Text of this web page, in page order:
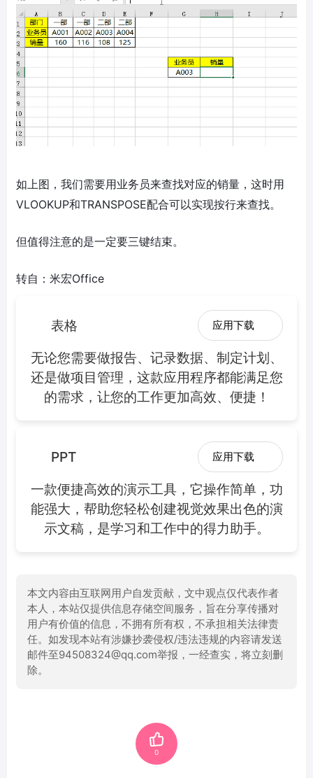
如上图，我们需要用业务员来查找对应的销量，这时用
VLOOKUP和TRANSPOSE配合可以实现按行来查找。
但值得注意的是一定要三键结束。
转自：米宏Office
表格 应用下载
无论您需要做报告、记录数据、制定计划、
还是做项目管理，这款应用程序都能满足您
的需求，让您的工作更加高效、便捷！
PPT 应用下载
一款便捷高效的演示工具，它操作简单，功
能强大，帮助您轻松创建视觉效果出色的演
示文稿，是学习和工作中的得力助手。
本文内容由互联网用户自发贡献，文中观点仅代表作者
本人，本站仅提供信息存储空间服务，旨在分享传播对
用户有价值的信息，不拥有所有权，不承担相关法律责
任。如发现本站有涉嫌抄袭侵权/违法违规的内容请发送
邮件至94508324@qq.com举报，一经查实，将立刻删
除。
0